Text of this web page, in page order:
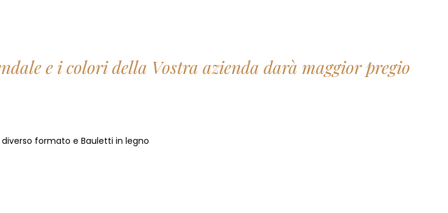
e i colori della Vostra azienda darà maggior pregio
formato e Bauletti in legno